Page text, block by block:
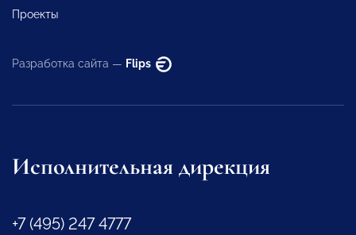
Проекты
Разработка сайта — Flips
Исполнительная дирекция
+7 (495) 247 4777